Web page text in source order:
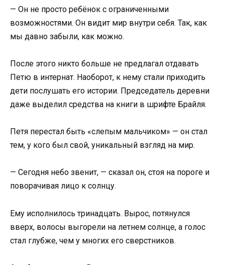
— Он не просто ребёнок с ограниченными
возможностями. Он видит мир внутри себя. Так, как
мы давно забыли, как можно.
После этого никто больше не предлагал отдавать
Петю в интернат. Наоборот, к нему стали приходить
дети послушать его истории. Председатель деревни
даже выделил средства на книги в шрифте Брайля.
Петя перестал быть «слепым мальчиком» — он стал
тем, у кого был свой, уникальный взгляд на мир.
— Сегодня небо звенит, — сказал он, стоя на пороге и
поворачивая лицо к солнцу.
Ему исполнилось тринадцать. Вырос, потянулся
вверх, волосы выгорели на летнем солнце, а голос
стал глубже, чем у многих его сверстников.